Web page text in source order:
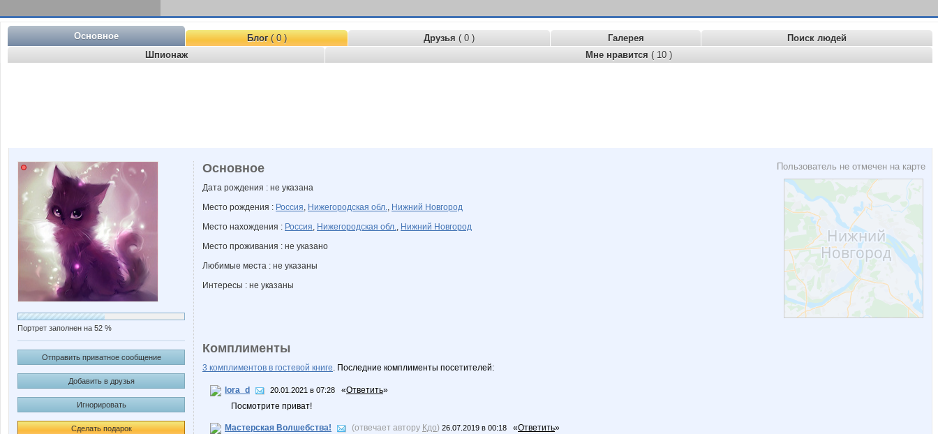
Основное Блог( 0 ) Друзья ( 0 ) Галерея
Поиск людей
Шпионаж
Мне нравится ( 10 )
Портрет заполнен на 52 %
Отправить приватное сообщение
Добавить в друзья
Игнорировать
Сделать подарок
Пользователь не отмечен на карте
Основное
Дата рождения : не указана
Место рождения : Россия, Нижегородская обл., Нижний Новгород
Место нахождения : Россия, Нижегородская обл., Нижний Новгород
Место проживания : не указано
Любимые места : не указаны
Интересы : не указаны
Комплименты
3 комплиментов в гостевой книге. Последние комплименты посетителей:
lora_d 20.01.2021 в 07:28 «Ответить»
Посмотрите приват!
Мастерская Волшебства! (отвечает автору Кдо) 26.07.2019 в 00:18 «Ответить»